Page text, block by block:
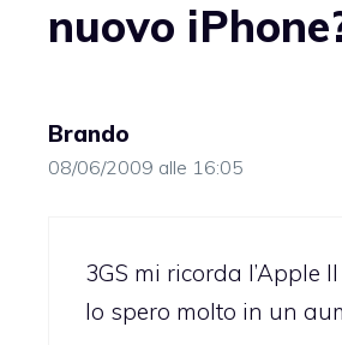
nuovo
Brando
08/06/2009 alle 16:05
3GS mi ricorda l’Apple II
Io spero molto in un